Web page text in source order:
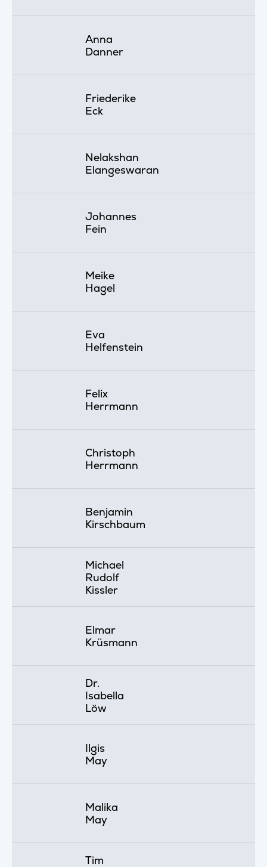
Anna
Danner
Friederike
Eck
Nelakshan
Elangeswaran
Johannes
Fein
Meike
Hagel
Eva
Helfenstein
Felix
Herrmann
Christoph
Herrmann
Benjamin
Kirschbaum
Michael
Rudolf
Kissler
Elmar
Krüsmann
Dr.
Isabella
Löw
Ilgis
May
Malika
May
Tim